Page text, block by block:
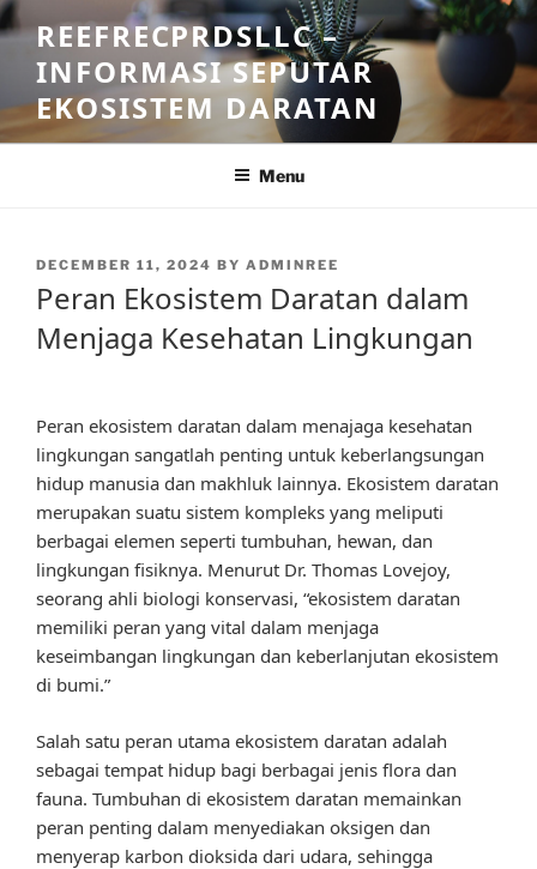
Skip
to
content
REEFRECPRDSLLC –
INFORMASI SEPUTAR
EKOSISTEM DARATAN
Menu
POSTED
DECEMBER 11, 2024 BY ADMINREE
Peran Ekosistem Daratan dalam
Menjaga Kesehatan Lingkungan
Peran ekosistem daratan dalam menajaga kesehatan
lingkungan sangatlah penting untuk keberlangsungan
hidup manusia dan makhluk lainnya. Ekosistem daratan
merupakan suatu sistem kompleks yang meliputi
berbagai elemen seperti tumbuhan, hewan, dan
lingkungan fisiknya. Menurut Dr. Thomas Lovejoy,
seorang ahli biologi konservasi, “ekosistem daratan
memiliki peran yang vital dalam menjaga
keseimbangan lingkungan dan keberlanjutan ekosistem
di bumi.”
Salah satu peran utama ekosistem daratan adalah
sebagai tempat hidup bagi berbagai jenis flora dan
fauna. Tumbuhan di ekosistem daratan memainkan
peran penting dalam menyediakan oksigen dan
menyerap karbon dioksida dari udara, sehingga